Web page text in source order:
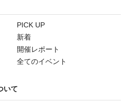
PICK UP
新着
開催レポート
全てのイベント
いて